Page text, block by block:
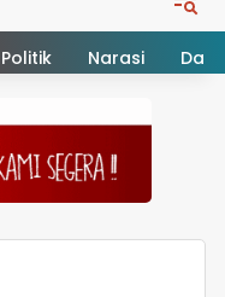
Politik Narasi